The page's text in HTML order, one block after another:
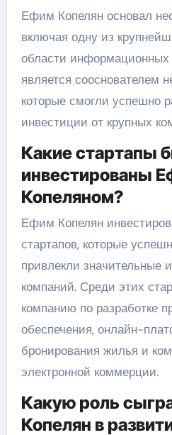
Ефим Копелян основал
включая одну из
области информационных
является сооснователем
которые смогли успешно
инвестиции от крупных
Какие стартапы
инвестированы
Копеляном?
Ефим Копелян
стартапов, которые
привлекли значительные
компаний. Среди этих
компанию по разработке
обеспечения, онлайн-
бронирования жилья и
электронной коммерции.
Какую роль
Копелян в